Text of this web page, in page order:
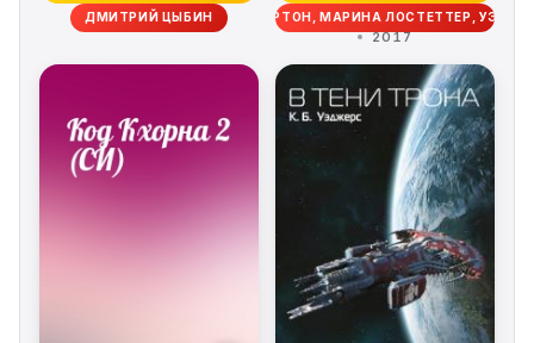
ДМИТРИЙ ЦЫБИН
СКОТТ СИГЛЕР, ДЭЙВ ВОЛВЕРТОН, МАРИНА ЛОСТЕТТЕР,
2017